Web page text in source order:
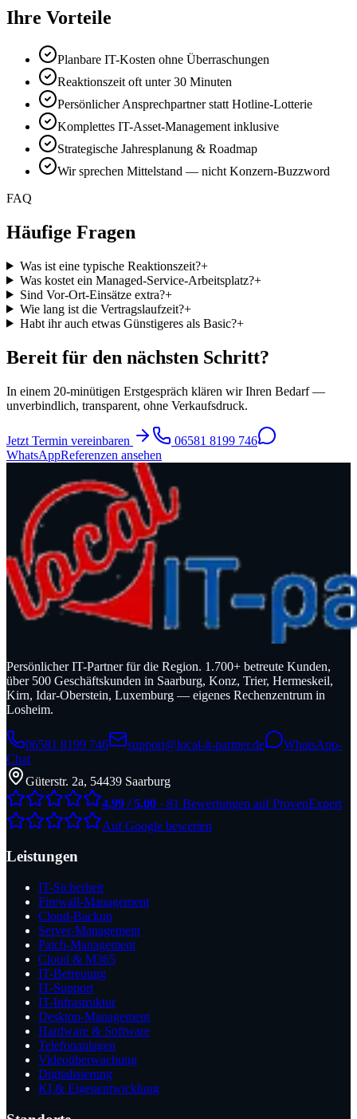
Ihre Vorteile
Planbare IT-Kosten ohne Überraschungen
Reaktionszeit oft unter 30 Minuten
Persönlicher Ansprechpartner statt Hotline-Lotterie
Komplettes IT-Asset-Management inklusive
Strategische Jahresplanung & Roadmap
Wir sprechen Mittelstand — nicht Konzern-Buzzword
FAQ
Häufige Fragen
Was ist eine typische Reaktionszeit?+
Was kostet ein Managed-Service-Arbeitsplatz?+
Sind Vor-Ort-Einsätze extra?+
Wie lang ist die Vertragslaufzeit?+
Habt ihr auch etwas Günstigeres als Basic?+
Bereit für den nächsten Schritt?
In einem 20-minütigen Erstgespräch klären wir Ihren Bedarf —
unverbindlich, transparent, ohne Verkaufsdruck.
Jetzt Termin vereinbaren
06581 8199 746
WhatsAppReferenzen ansehen
Persönlicher IT-Partner für die Region. 1.700+ betreute Kunden,
über 500 Geschäftskunden in Saarburg, Konz, Trier, Hermeskeil,
Kirn, Idar-Oberstein, Luxemburg — eigenes Rechenzentrum in
Losheim.
06581 8199 746 support@local-it-partner.de
WhatsApp-
Chat
Güterstr. 2a, 54439 Saarburg
4,99 / 5,00 · 81 Bewertungen auf ProvenExpert
Auf Google bewerten
Leistungen
IT-Sicherheit
Firewall-Management
Cloud-Backup
Server-Management
Patch-Management
Cloud & M365
IT-Betreuung
IT-Support
IT-Infrastruktur
Desktop-Management
Hardware & Software
Telefonanlagen
Videoüberwachung
Digitalisierung
KI & Eigenentwicklung